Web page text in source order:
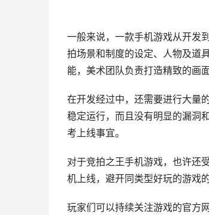
一般来说，一款手机游戏从开发
拍场景和制度的设定、人物及道
能，美术团队负责打造精致的画
在开发经过中，还需要进行大量
稳定运行，而且没有明显的漏洞
考上线事宜。
对于竞拍之王手机游戏，也许还
机上线，避开同类型好玩的游戏
玩家们可以持续关注游戏的官方网